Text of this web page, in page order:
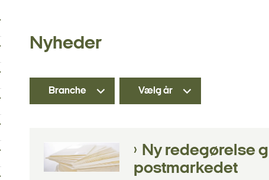
Nyheder
Branche Vælg år
Ny redegørelse
postmarkedet